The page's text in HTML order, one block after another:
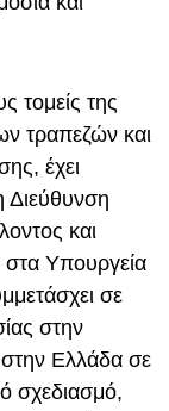
τομείς της
τραπεζών και
έχει
Διεύθυνση
και
Υπουργεία
σε
στην
Ελλάδα σε
σχεδιασμό,